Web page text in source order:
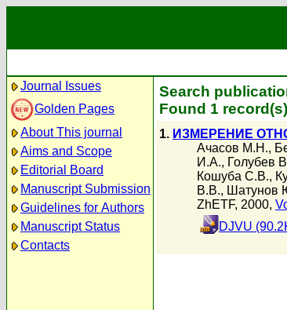
Journal Issues
Golden Pages
About This journal
Aims and Scope
Editorial Board
Manuscript Submission
Guidelines for Authors
Manuscript Status
Contacts
Search
Found 1 record(s)
1. ИЗМЕРЕНИЕ
Ачасов М.Н.,
И.А., Голубев
Кошуба С.В.,
В.В., Шатунов
ZhETF, 2000,
DJVU